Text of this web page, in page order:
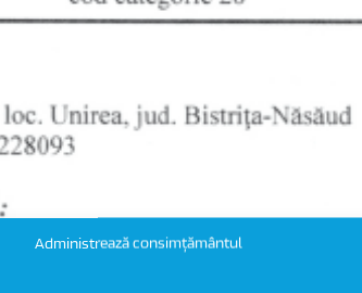
Administrează consimțământul